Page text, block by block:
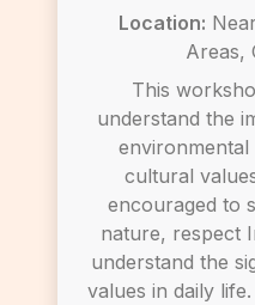
Location:
Areas,
This
understand the
environmental
cultural
encouraged to
nature, respect
understand the
values in daily